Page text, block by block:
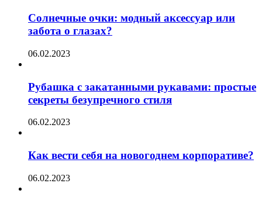
Солнечные очки: модный аксессуар или
забота о глазах?
06.02.2023
Рубашка с закатанными рукавами: простые
секреты безупречного стиля
06.02.2023
Как вести себя на новогоднем корпоративе?
06.02.2023